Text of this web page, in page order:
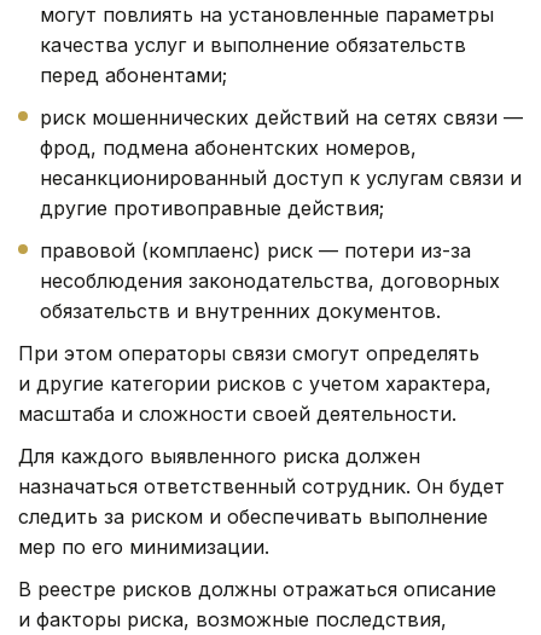
могут повлиять на установленные параметры
качества услуг и выполнение обязательств
перед абонентами;
риск мошеннических действий на сетях связи —
фрод, подмена абонентских номеров,
несанкционированный доступ к услугам связи и
другие противоправные действия;
правовой (комплаенс) риск — потери из-за
несоблюдения законодательства, договорных
обязательств и внутренних документов.
При этом операторы связи смогут определять
и другие категории рисков с учетом характера,
масштаба и сложности своей деятельности.
Для каждого выявленного риска должен
назначаться ответственный сотрудник. Он будет
следить за риском и обеспечивать выполнение
мер по его минимизации.
В реестре рисков должны отражаться описание
и факторы риска, возможные последствия,